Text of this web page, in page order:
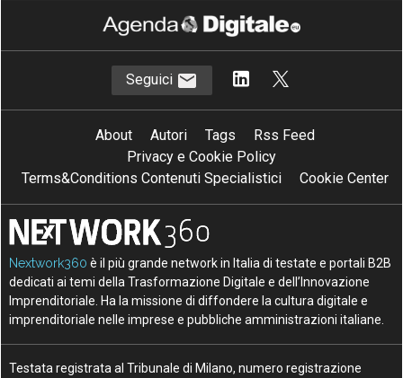
Seguici
About Autori Tags
Rss Feed
Privacy e Cookie Policy
Terms&Conditions Contenuti Specialistici
Cookie Center
Nextwork360 è il più grande network in Italia di testate e portali B2B
dedicati ai temi della Trasformazione Digitale e dell’Innovazione
Imprenditoriale. Ha la missione di diffondere la cultura digitale e
imprenditoriale nelle imprese e pubbliche amministrazioni italiane.
Testata registrata al Tribunale di Milano, numero registrazione